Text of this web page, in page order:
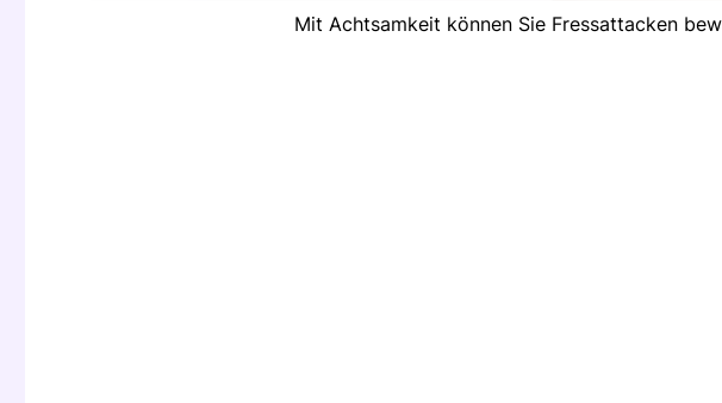
Mit Achtsamkeit können Sie Fressattacken